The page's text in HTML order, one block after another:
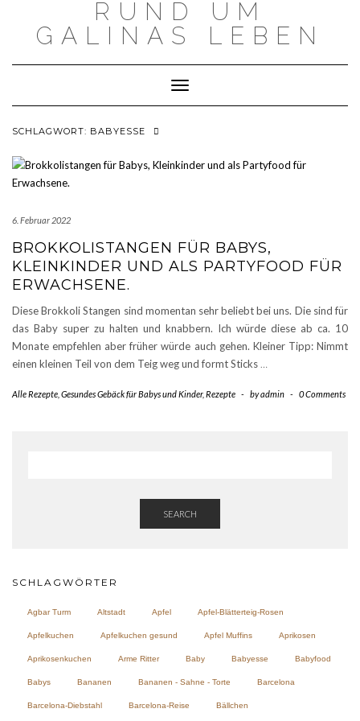
RUND UM
GALINAS LEBEN
Toggle Navigation
SCHLAGWORT: BABYESSE
6. Februar 2022
BROKKOLISTANGEN FÜR BABYS,
KLEINKINDER UND ALS PARTYFOOD FÜR
ERWACHSENE.
Diese Brokkoli Stangen sind momentan sehr beliebt bei uns. Die sind für
das Baby super zu halten und knabbern. Ich würde diese ab ca. 10
Monate empfehlen aber früher würde auch gehen. Kleiner Tipp: Nimmt
einen kleinen Teil von dem Teig weg und formt Sticks …
Alle Rezepte Gesundes Gebäck für Babys und Kinder, Rezepte - byadmin - 0 Comments
SEARCH
SCHLAGWÖRTER
Agbar Turm Altstadt Apfel Apfel-Blätterteig-Rosen
Apfelkuchen Apfelkuchen gesund Apfel Muffins Aprikosen
Aprikosenkuchen Arme Ritter Baby Babyesse Babyfood
Babys Bananen Bananen - Sahne - Torte Barcelona
Barcelona-Diebstahl Barcelona-Reise Bällchen